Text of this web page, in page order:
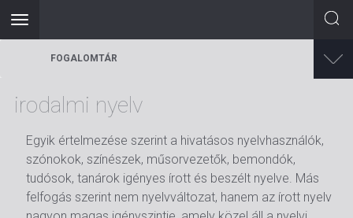
Toggle
navigation
FOGALOMTÁR
irodalmi nyelv
Egyik értelmezése szerint a hivatásos nyelvhasználók,
szónokok, színészek, műsorvezetők, bemondók,
tudósok, tanárok igényes írott és beszélt nyelve. Más
felfogás szerint nem nyelvváltozat, hanem az írott nyelv